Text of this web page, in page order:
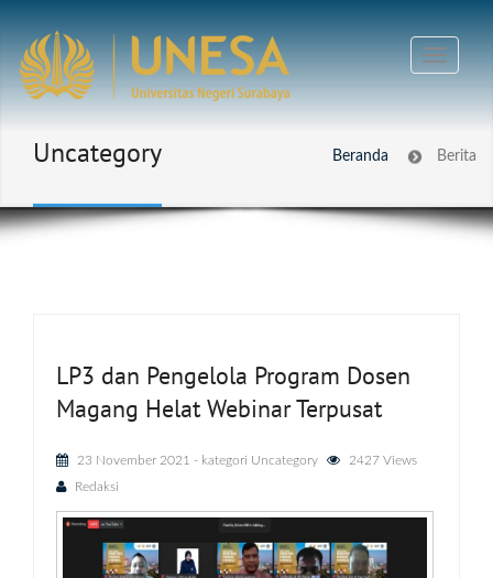
Uncategory Beranda Berita
LP3 dan Pengelola Program Dosen
Magang Helat Webinar Terpusat
23 November 2021 - kategori Uncategory
2427 Views
Redaksi